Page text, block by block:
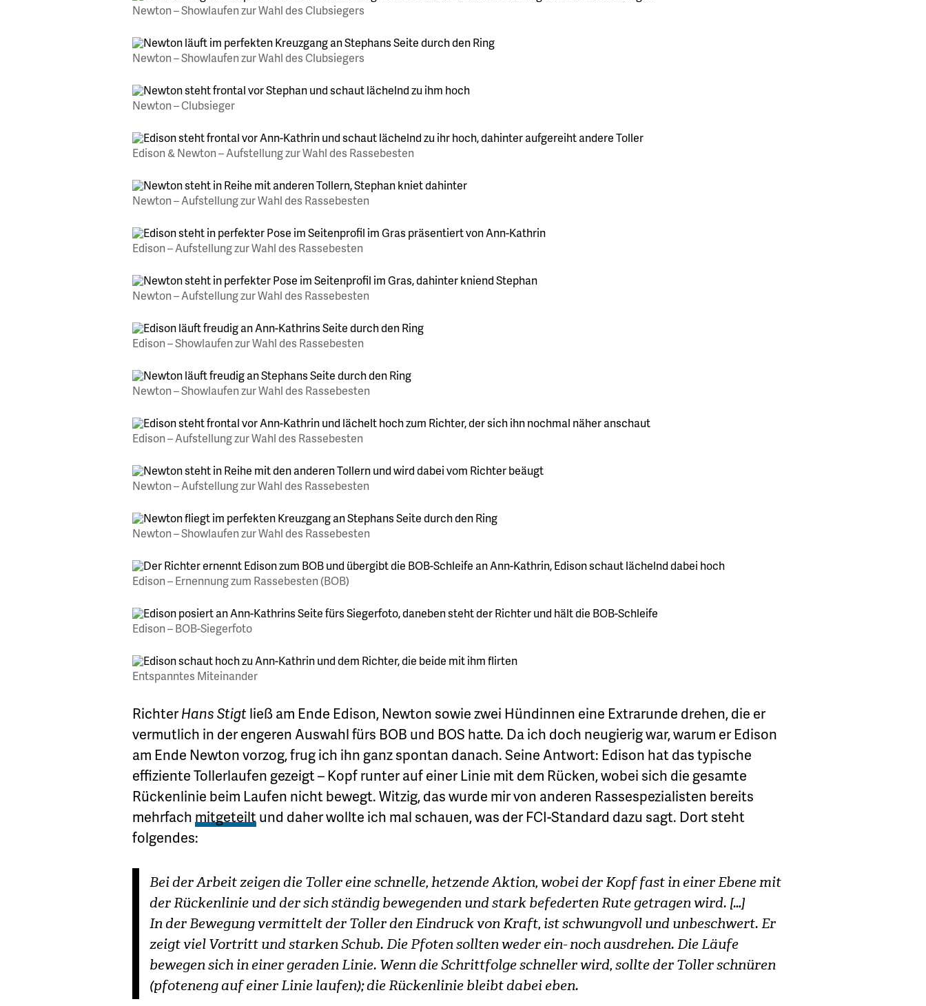
Newton – Showlaufen zur Wahl des Clubsiegers
Newton – Showlaufen zur Wahl des Clubsiegers
Newton – Clubsieger
Edison & Newton – Aufstellung zur Wahl des Rassebesten
Newton – Aufstellung zur Wahl des Rassebesten
Edison – Aufstellung zur Wahl des Rassebesten
Newton – Aufstellung zur Wahl des Rassebesten
Edison – Showlaufen zur Wahl des Rassebesten
Newton – Showlaufen zur Wahl des Rassebesten
Edison – Aufstellung zur Wahl des Rassebesten
Newton – Aufstellung zur Wahl des Rassebesten
Newton – Showlaufen zur Wahl des Rassebesten
Edison – Ernennung zum Rassebesten (BOB)
Edison – BOB-Siegerfoto
Entspanntes Miteinander
RichterHans Stigtließ am Ende Edison, Newton sowie zwei Hündinnen eine Extrarunde drehen, die er
vermutlich in der engeren Auswahl fürs BOB und BOS hatte. Da ich doch neugierig war, warum er Edison
am Ende Newton vorzog, frug ich ihn ganz spontan danach. Seine Antwort: Edison hat das typische
effiziente Tollerlaufen gezeigt – Kopf runter auf einer Linie mit dem Rücken, wobei sich die gesamte
Rückenlinie beim Laufen nicht bewegt. Witzig, das wurde mir von anderen Rassespezialisten bereits
mehrfach mitgeteiltund daher wollte ich mal schauen, was der FCI-Standard dazu sagt. Dort steht
folgendes:
Bei der Arbeit zeigen die Toller eine schnelle, hetzende Aktion, wobei der Kopf fast in einer Ebene mit
der Rückenlinie und der sich ständig bewegenden und stark befederten Rute getragen wird. […]
In der Bewegung vermittelt der Toller den Eindruck von Kraft, ist schwungvoll und unbeschwert. Er
zeigt viel Vortritt und starken Schub. Die Pfoten sollten weder ein- noch ausdrehen. Die Läufe
bewegen sich in einer geraden Linie. Wenn die Schrittfolge schneller wird, sollte der Toller schnüren
(pfoteneng auf einer Linie laufen); die Rückenlinie bleibt dabei eben.